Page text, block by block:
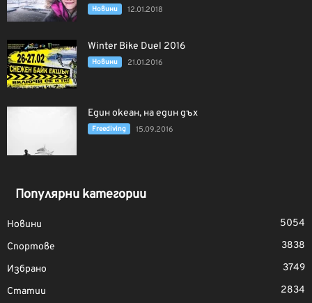
Новини 12.01.2018
Winter Bike Duel 2016
Новини 21.01.2016
Един океан, на един дъх
Freediving 15.09.2016
Популярни категории
Новини
5054
Спортове
3838
Избрано
3749
Статии
2834